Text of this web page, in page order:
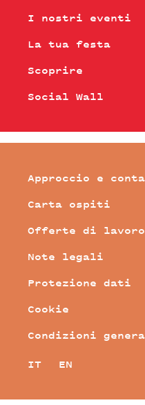
I nostri eventi
La tua festa
Scoprire
Social Wall
Approccio e
Carta ospiti
Offerte di lavoro
Note legali
Protezione dati
Cookie
Condizioni
IT
EN